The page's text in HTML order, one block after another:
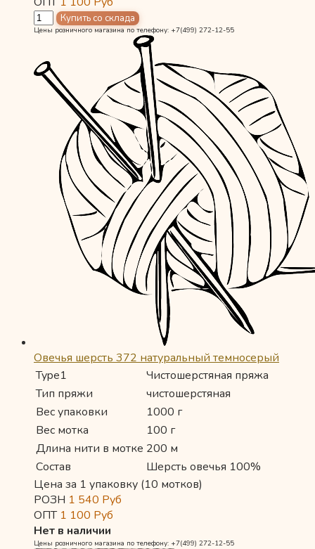
Цены розничного магазина по телефону: +7(499) 272-12-55
Овечья шерсть 372 натуральный темносерый
Type1
Чистошерстяная пряжа
Тип пряжи
чистошерстяная
Вес упаковки
1000 г
Вес мотка
100 г
Длина нити в мотке 200 м
Состав
Шерсть овечья 100%
Цена за 1 упаковку (10 мотков)
РОЗН 1 540 Руб
ОПТ 1 100 Руб
Нет в наличии
Цены розничного магазина по телефону: +7(499) 272-12-55